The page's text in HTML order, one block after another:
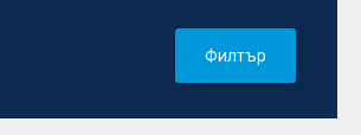
Филтър